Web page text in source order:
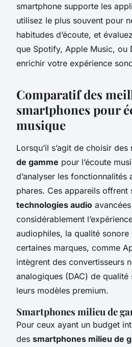
smartphone supporte les
utilisez le plus souvent pour
habitudes d’écoute, et
que Spotify, Apple Music, ou
enrichir votre expérience
Comparatif des
smartphones pour
musique
Lorsqu’il s’agit de choisir des
de gamme pour l’écoute
d’analyser les fonctionnalités
phares. Ces appareils offrent
technologies audio
considérablement
audiophiles, la qualité
certaines marques, comme
intègrent des convertisseurs
analogiques (DAC) de qualité
leurs modèles premium.
Smartphones milieu de
Pour ceux ayant un budget
des smartphones milieu de